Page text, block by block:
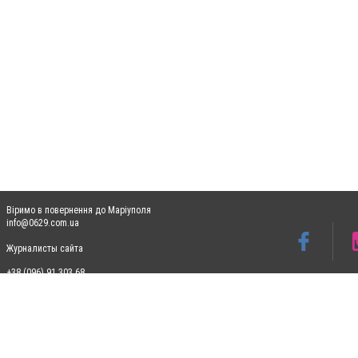
Віримо в повернення до Маріуполя
info@0629.com.ua
Журналисты сайта
+38 (096) 91 303 68